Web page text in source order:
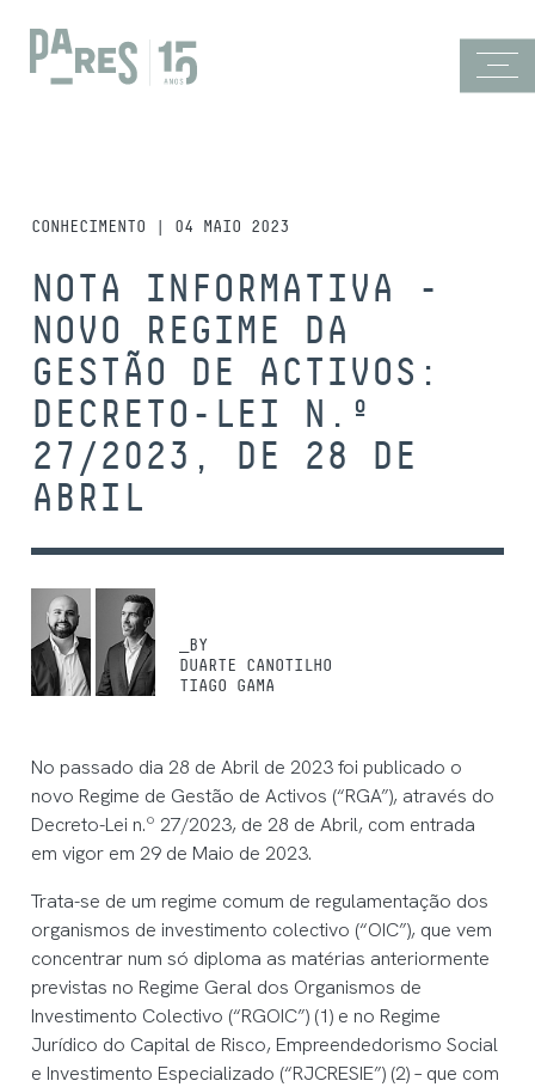
CONHECIMENTO | 04 MAIO 2023
NOTA INFORMATIVA -
NOVO REGIME DA
GESTÃO DE ACTIVOS:
DECRETO-LEI N.º
27/2023, DE 28 DE
ABRIL
_BY
DUARTE CANOTILHO
TIAGO GAMA
No passado dia 28 de Abril de 2023 foi publicado o
novo Regime de Gestão de Activos (“RGA”), através do
Decreto-Lei n.º 27/2023, de 28 de Abril, com entrada
em vigor em 29 de Maio de 2023.
Trata-se de um regime comum de regulamentação dos
organismos de investimento colectivo (“OIC”), que vem
concentrar num só diploma as matérias anteriormente
previstas no Regime Geral dos Organismos de
Investimento Colectivo (“RGOIC”) (1) e no Regime
Jurídico do Capital de Risco, Empreendedorismo Social
e Investimento Especializado (“RJCRESIE”) (2) – que com